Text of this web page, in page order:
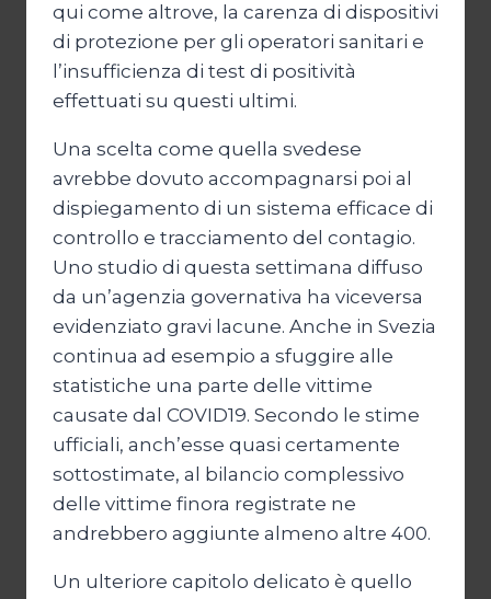
qui come altrove, la carenza di dispositivi
di protezione per gli operatori sanitari e
l’insufficienza di test di positività
effettuati su questi ultimi.
Una scelta come quella svedese
avrebbe dovuto accompagnarsi poi al
dispiegamento di un sistema efficace di
controllo e tracciamento del contagio.
Uno studio di questa settimana diffuso
da un’agenzia governativa ha viceversa
evidenziato gravi lacune. Anche in Svezia
continua ad esempio a sfuggire alle
statistiche una parte delle vittime
causate dal COVID19. Secondo le stime
ufficiali, anch’esse quasi certamente
sottostimate, al bilancio complessivo
delle vittime finora registrate ne
andrebbero aggiunte almeno altre 400.
Un ulteriore capitolo delicato è quello